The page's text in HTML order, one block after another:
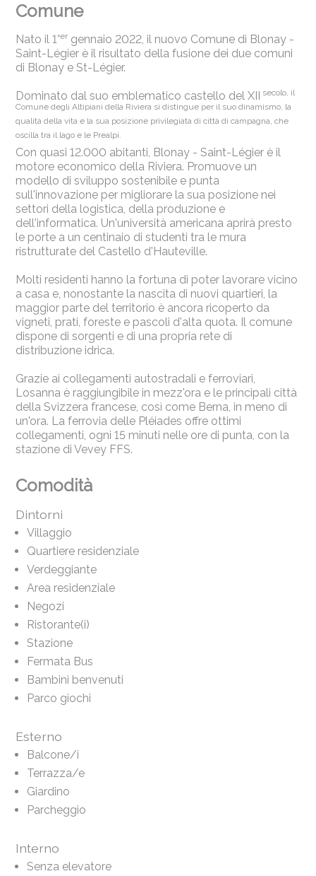
Comune
Nato il 1°er gennaio 2022, il nuovo Comune di Blonay -
Saint-Légier è il risultato della fusione dei due comuni
di Blonay e St-Légier.
Dominato dal suo emblematico castello del XII secolo, il
Comune degli Altipiani della Riviera si distingue per il suo dinamismo, la
qualità della vita e la sua posizione privilegiata di città di campagna, che
oscilla tra il lago e le Prealpi.
Con quasi 12.000 abitanti, Blonay - Saint-Légier è il
motore economico della Riviera. Promuove un
modello di sviluppo sostenibile e punta
sull'innovazione per migliorare la sua posizione nei
settori della logistica, della produzione e
dell'informatica. Un'università americana aprirà presto
le porte a un centinaio di studenti tra le mura
ristrutturate del Castello d'Hauteville.
Molti residenti hanno la fortuna di poter lavorare vicino
a casa e, nonostante la nascita di nuovi quartieri, la
maggior parte del territorio è ancora ricoperto da
vigneti, prati, foreste e pascoli d'alta quota. Il comune
dispone di sorgenti e di una propria rete di
distribuzione idrica.
Grazie ai collegamenti autostradali e ferroviari,
Losanna è raggiungibile in mezz'ora e le principali città
della Svizzera francese, così come Berna, in meno di
un'ora. La ferrovia delle Pléiades offre ottimi
collegamenti, ogni 15 minuti nelle ore di punta, con la
stazione di Vevey FFS.
Comodità
Dintorni
Villaggio
Quartiere residenziale
Verdeggiante
Area residenziale
Negozi
Ristorante(i)
Stazione
Fermata Bus
Bambini benvenuti
Parco giochi
Esterno
Balcone/i
Terrazza/e
Giardino
Parcheggio
Interno
Senza elevatore